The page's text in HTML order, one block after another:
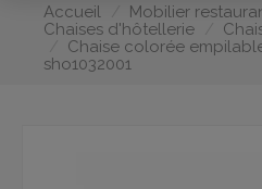
Accueil
Mobilier
Chaises d'hôtellerie
Chaise colorée
sho1032001